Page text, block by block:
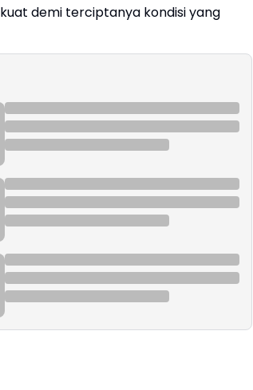
demi terciptanya kondisi yang